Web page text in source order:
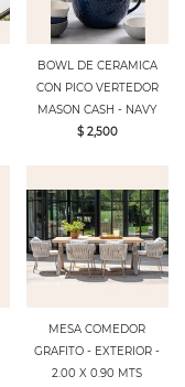
BOWL DE CERAMICA
CON PICO VERTEDOR
MASON CASH - NAVY
$ 2,500
MESA COMEDOR
GRAFITO - EXTERIOR -
2.00 X 0.90 MTS